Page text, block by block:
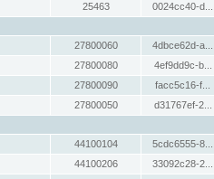
25463 0024cc40-d...
27800060 4dbce62d-a...
27800080 4ef9dd9c-b...
27800090 facc5c16-f...
27800050 d31767ef-2...
44100104 5cdc6555-8...
44100206 33092c28-2...